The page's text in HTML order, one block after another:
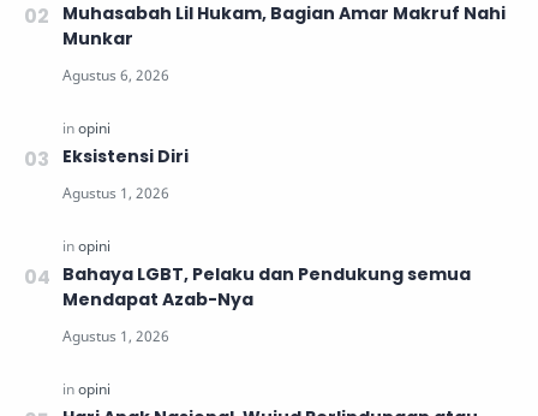
Muhasabah Lil Hukam, Bagian Amar Makruf Nahi
Munkar
Eksistensi Diri
Bahaya LGBT, Pelaku dan Pendukung semua
Mendapat Azab-Nya